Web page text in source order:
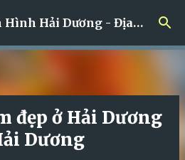
nội dung chính Tú Tattoo - Xăm Hình Hải Dương - Địa chỉ xăm hình đẹp - Uy tín nhất ở Hải Dương
đẹp ở Hải Dương
Dương